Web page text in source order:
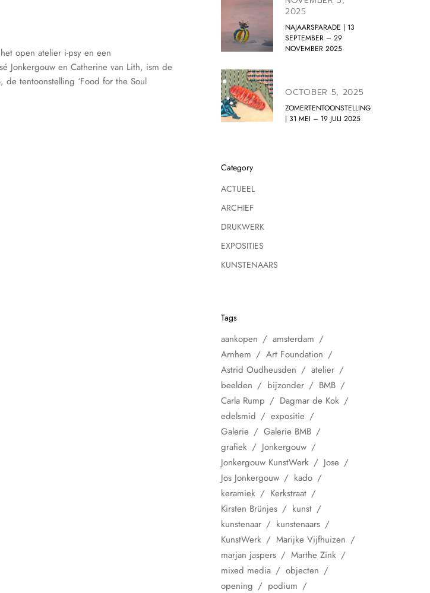
open atelier i-psy en een
Jonkergouw en Catherine van Lith, ism de
tentoonstelling ‘Food for the Soul
2025
NAJAARSPARADE | 13
SEPTEMBER – 29
NOVEMBER 2025
OCTOBER 5, 2025
ZOMERTENTOONSTELLING
| 31 MEI – 19 JULI 2025
Category
ACTUEEL
ARCHIEF
DRUKWERK
EXPOSITIES
KUNSTENAARS
Tags
aankopen
amsterdam
Arnhem
Art Foundation
Astrid Oudheusden
atelier
beelden
bijzonder
BMB
Carla Rump
Dagmar de Kok
edelsmid
expositie
Galerie
Galerie BMB
grafiek
Jonkergouw
Jonkergouw KunstWerk
Jose
Jos Jonkergouw
kado
keramiek
Kerkstraat
Kirsten Brünjes
kunst
kunstenaar
kunstenaars
KunstWerk
Marijke Vijfhuizen
marjan jaspers
Marthe Zink
mixed media
objecten
opening
podium